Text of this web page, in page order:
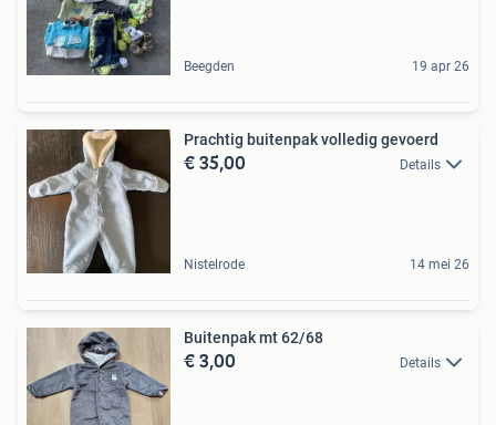
Beegden 19 apr 26
Prachtig buitenpak volledig gevoerd
€ 35,00 Details
Nistelrode 14 mei 26
Buitenpak mt 62/68
€ 3,00 Details